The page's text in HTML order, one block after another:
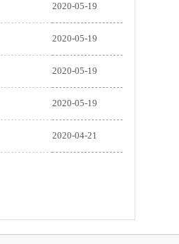
2020-05-19
2020-05-19
2020-05-19
2020-05-19
2020-04-21